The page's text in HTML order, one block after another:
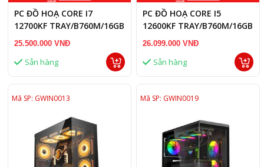
PC ĐỒ HOẠ CORE I7
12700KF TRAY/B760M/16GB
RAM/RX 7600 8GB
25.500.000 VNĐ
Sẵn hàng
PC ĐỒ HOẠ CORE I5
12600KF TRAY/B760M/16GB
RAM DDR5/RTX 5060 8GB
26.099.000 VNĐ
Sẵn hàng
Mã SP: GWIN0013 Mã SP: GWIN0019